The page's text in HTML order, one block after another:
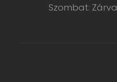
Szombat: Zárva